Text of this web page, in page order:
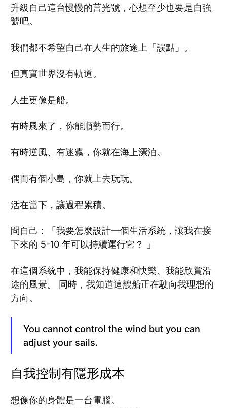
升級自己這台慢慢的莒光號，心想至少也要是自強
號吧。
我們都不希望自己在人生的旅途上「誤點」。
但真實世界沒有軌道。
人生更像是船。
有時風來了，你能順勢而行。
有時逆風、有迷霧，你就在海上漂泊。
偶而有個小島，你就上去玩玩。
活在當下，讓過程累積。
問自己：「我要怎麼設計一個生活系統，讓我在接
下來的 5-10 年可以持續運行它？ 」
在這個系統中，我能保持健康和快樂、我能欣賞沿
途的風景。 同時，我知道這艘船正在駛向我理想的
方向。
You cannot control the wind but you can
adjust your sails.
自我控制有隱形成本
想像你的身體是一台電腦。